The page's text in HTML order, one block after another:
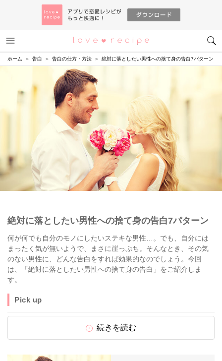
恋愛レシピ
ホーム 告白 告白の仕方・方法 絶対に落としたい男性への捨て身の告白7パターン
絶対に落としたい男性への捨て身の告白7パターン
何が何でも自分のモノにしたいステキな男性…。でも、自分には
まったく気が無いようで、まさに崖っぷち。そんなとき、その気
のない男性に、どんな告白をすれば効果的なのでしょう。今回
は、「絶対に落としたい男性への捨て身の告白」をご紹介しま
す。
Pick up
続きを読む